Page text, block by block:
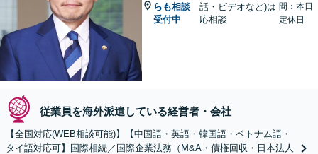
らも相談
受付中
話・ビデオなど)は
応相談
間：本日
定休日
従業員を海外派遣している経営者・会社
【全国対応(WEB相談可能)】【中国語・英語・韓国語・ベトナム語・
タイ語対応可】国際相続／国際企業法務（M&A・債権回収・日本法人